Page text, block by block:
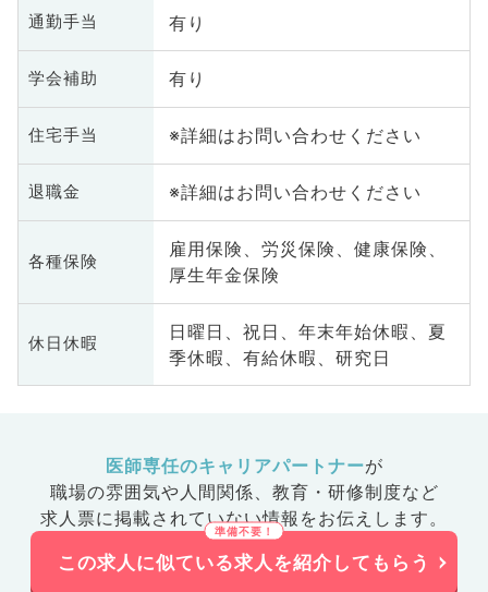
通勤手当 有り
学会補助 有り
住宅手当 ※詳細はお問い合わせください
退職金 ※詳細はお問い合わせください
各種保険
雇用保険、労災保険、健康保険、
厚生年金保険
休日休暇
日曜日、祝日、年末年始休暇、夏
季休暇、有給休暇、研究日
医師専任のキャリアパートナーが
職場の雰囲気や人間関係、 教育・研修制度など
求人票に掲載されていない情報をお伝えします。
この求人に似ている求人を紹介してもらう